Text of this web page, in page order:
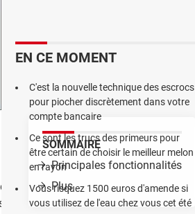
SOMMAIRE
Principales fonctionnalités
Plus
EN CE MOMENT
C'est la nouvelle technique des escrocs
pour piocher discrètement dans votre
compte bancaire
Ce sont les trucs des primeurs pour
être certain de choisir le meilleur melon
en rayon
Vous risquez 1500 euros d'amende si
vous utilisez de l'eau chez vous cet été